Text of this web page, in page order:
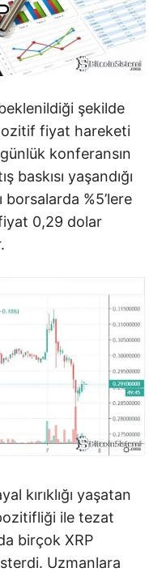
şekilde
fiyat hareketi
konferansın
baskısı yaşandığı
borsalarda %5’lere
0,29 dolar
kırıklığı yaşatan
ile tezat
birçok XRP
Uzmanlara